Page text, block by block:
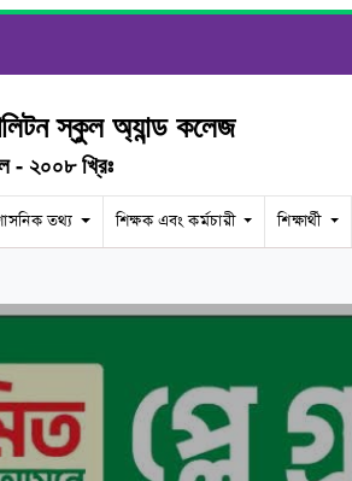
স্কুল অ্যান্ড কলেজ
- ২০০৮ খ্রিঃ
তথ্য শিক্ষক এবং কর্মচারী শিক্ষার্থী